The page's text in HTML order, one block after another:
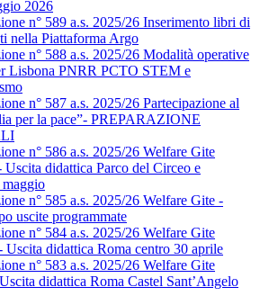
2026
n° 589 a.s. 2025/26 Inserimento libri di
nella Piattaforma Argo
n° 588 a.s. 2025/26 Modalità operative
Lisbona PNRR PCTO STEM e
n° 587 a.s. 2025/26 Partecipazione al
per la pace”- PREPARAZIONE
n° 586 a.s. 2025/26 Welfare Gite
Uscita didattica Parco del Circeo e
maggio
n° 585 a.s. 2025/26 Welfare Gite -
uscite programmate
n° 584 a.s. 2025/26 Welfare Gite
Uscita didattica Roma centro 30 aprile
n° 583 a.s. 2025/26 Welfare Gite
didattica Roma Castel Sant’Angelo